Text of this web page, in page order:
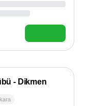
- Dikmen